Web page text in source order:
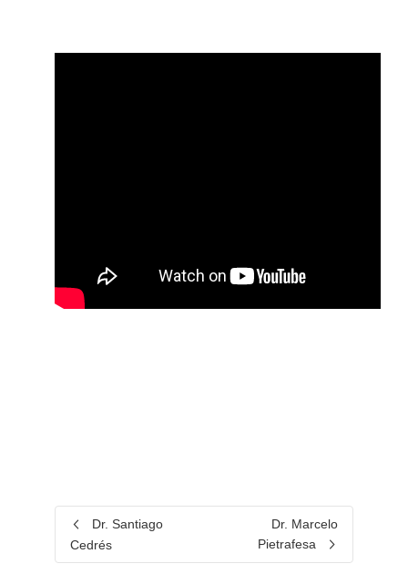
Dr. Santiago
Cedrés
Dr. Marcelo
Pietrafesa